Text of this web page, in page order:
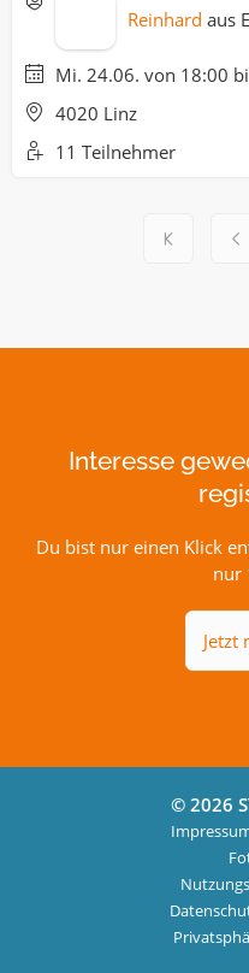
Reinhard aus
Mi. 24.06. von 18:00
4020 Linz
11 Teilnehmer
Interesse
Du bist nur einen Klick
nur
Jetzt
© 2026